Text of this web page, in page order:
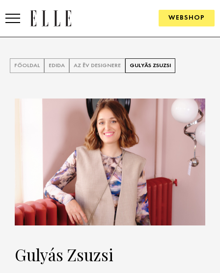
WEBSHOP
ELLE DIGITAL
PÁRKAPCSOLAT
Hírek
HOROSZKÓP
FŐOLDAL EDIDA AZ ÉV DESIGNERE GULYÁS ZSUZSI
Gulyás Zsuzsi